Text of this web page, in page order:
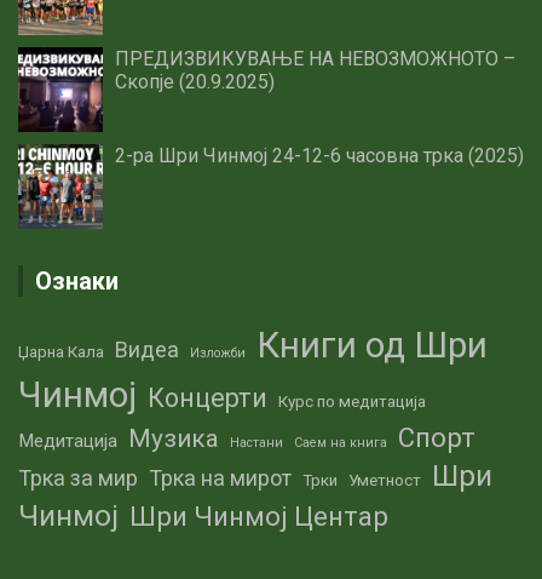
ПРЕДИЗВИКУВАЊЕ НА НЕВОЗМОЖНОТО –
Скопје (20.9.2025)
2-ра Шри Чинмој 24-12-6 часовна трка (2025)
Ознаки
Џарна Кала Видеа Изложби
Книги од Шри
Чинмој Концерти Курс по медитација
Медитација Музика Настани Саем на книга Спорт
Трка за мир Трка на мирот Трки Уметност
Шри
Чинмој Шри Чинмој Центар